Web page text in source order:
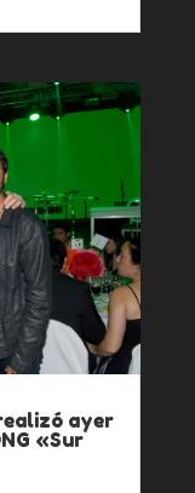
ayer
«Sur